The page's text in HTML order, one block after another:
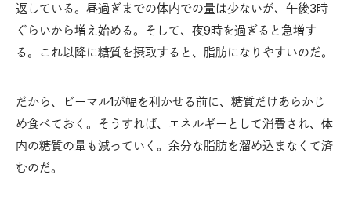
返している。昼過ぎまでの体内での量は少ないが、午後3時
ぐらいから増え始める。そして、夜9時を過ぎると急増す
る。これ以降に糖質を摂取すると、脂肪になりやすいのだ。
だから、ビーマル1が幅を利かせる前に、糖質だけあらかじ
め食べておく。そうすれば、エネルギーとして消費され、体
内の糖質の量も減っていく。余分な脂肪を溜め込まなくて済
むのだ。